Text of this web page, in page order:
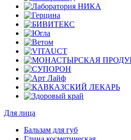
Для лица
Бальзам для губ